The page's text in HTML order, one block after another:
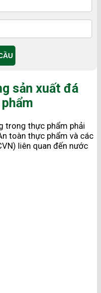
sản xuất đá
trong thực phẩm phải
toàn thực phẩm và các
liên quan đến nước